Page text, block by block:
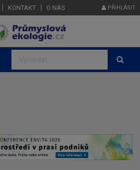
KONTAKT O NÁS PŘIHLÁSIT